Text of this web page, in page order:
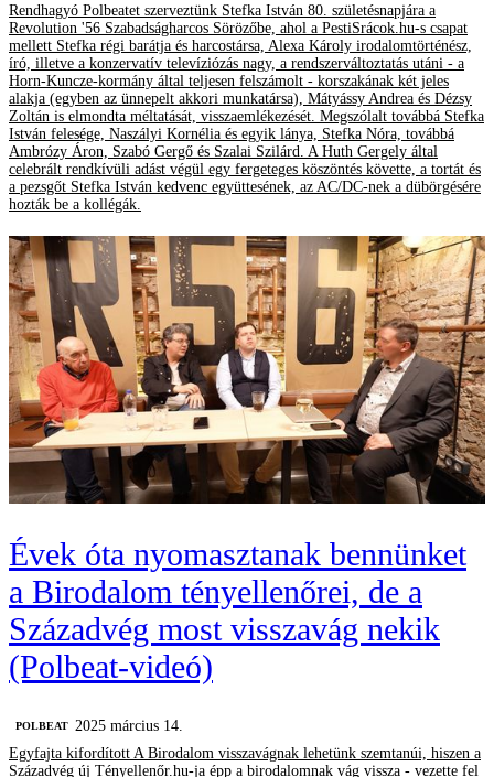
Rendhagyó Polbeatet szerveztünk Stefka István 80. születésnapjára a
Revolution '56 Szabadságharcos Sörözőbe, ahol a PestiSrácok.hu-s csapat
mellett Stefka régi barátja és harcostársa, Alexa Károly irodalomtörténész,
író, illetve a konzervatív televíziózás nagy, a rendszerváltoztatás utáni - a
Horn-Kuncze-kormány által teljesen felszámolt - korszakának két jeles
alakja (egyben az ünnepelt akkori munkatársa), Mátyássy Andrea és Dézsy
Zoltán is elmondta méltatását, visszaemlékezését. Megszólalt továbbá Stefka
István felesége, Naszályi Kornélia és egyik lánya, Stefka Nóra, továbbá
Ambrózy Áron, Szabó Gergő és Szalai Szilárd. A Huth Gergely által
celebrált rendkívüli adást végül egy fergeteges köszöntés követte, a tortát és
a pezsgőt Stefka István kedvenc együttesének, az AC/DC-nek a dübörgésére
hozták be a kollégák.
Évek óta nyomasztanak bennünket
a Birodalom tényellenőrei, de a
Századvég most visszavág nekik
(Polbeat-videó)
‎POLBEAT
2025 március 14.
Egyfajta kifordított A Birodalom visszavágnak lehetünk szemtanúi, hiszen a
Századvég új Tényellenőr.hu-ja épp a birodalomnak vág vissza - vezette fel